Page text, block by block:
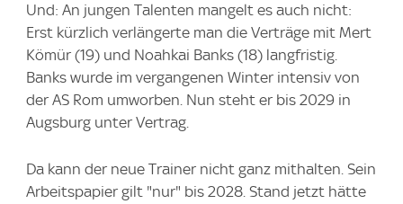
Und: An jungen Talenten mangelt es auch nicht:
Erst kürzlich verlängerte man die Verträge mit Mert
Kömür (19) und Noahkai Banks (18) langfristig.
Banks wurde im vergangenen Winter intensiv von
der AS Rom umworben. Nun steht er bis 2029 in
Augsburg unter Vertrag.
Da kann der neue Trainer nicht ganz mithalten. Sein
Arbeitspapier gilt "nur" bis 2028. Stand jetzt hätte